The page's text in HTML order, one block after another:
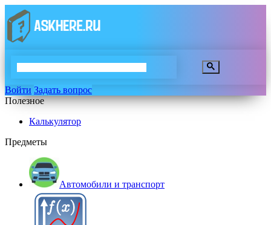
Войти Задать вопрос
Полезное
Калькулятор
Предметы
Автомобили и транспорт